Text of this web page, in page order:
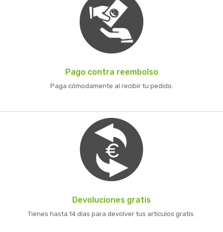
Pago contra reembolso
Paga cómodamente al recibir tu pedido.
Devoluciones gratis
Tienes hasta 14 días para devolver tus artículos gratis.